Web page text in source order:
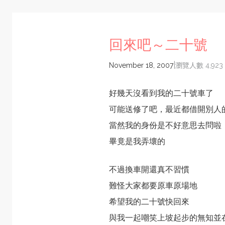
回來吧～二十號
November 18, 2007|瀏覽人數 4,923
好幾天沒看到我的二十號車了
可能送修了吧，最近都借開別人
當然我的身份是不好意思去問啦
畢竟是我弄壞的
不過換車開還真不習慣
難怪大家都要原車原場地
希望我的二十號快回來
與我一起嘲笑上坡起步的無知並